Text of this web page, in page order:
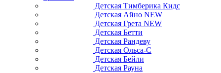
Детская Тимберика Кидс
Детская Айно NEW
Детская Грета NEW
Детская Бетти
Детская Рандеву
Детская Ольса-С
Детская Бейли
Детская Рауна